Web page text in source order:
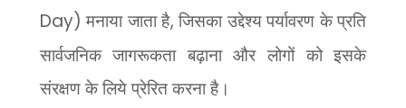
Day)मनाया जाता है,जिसका उद्देश्य पर्यावरण के प्रति
सार्वजनिक जागरूकता बढ़ाना और लोगों को इसके
संरक्षण के लिये प्रेरित करना है।